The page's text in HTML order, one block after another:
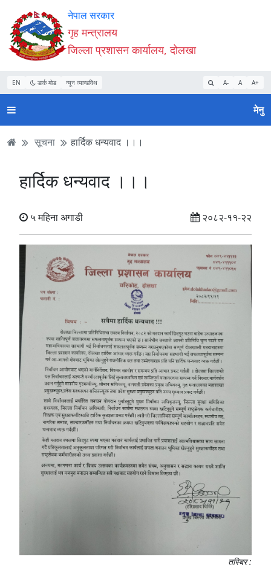
Accessibility
Mode
सुरु
गर्नुहोस्
सामाग्री
पढ्नुहाेस्
नेभिगेसन
पढ्नुहाेस्
वेबसाइट
खोजमा
जानुहोस्
नेपाल सरकार
गृह मन्त्रालय
जिल्ला प्रशासन कार्यालय, दोलखा
EN डार्क मोड न्यून व्यान्डविथ A- A A+
मेनु
सूचना हार्दिक धन्यवाद ।।।
हार्दिक धन्यवाद ।।।
५ महिना अगाडी २०८२-११-२२
तस्बिर :